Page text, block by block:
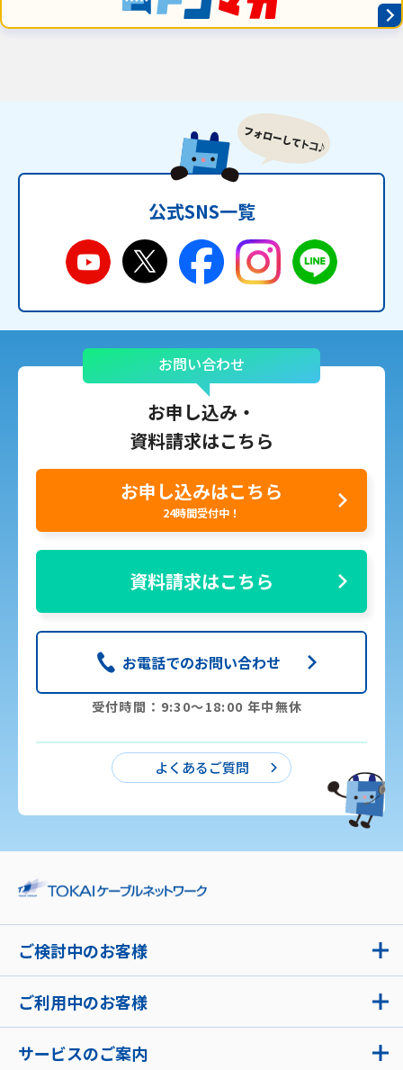
公式SNS一覧
お問い合わせ
お申し込み・
資料請求はこちら
お申し込みはこちら
24時間受付中！
資料請求はこちら
お電話でのお問い合わせ
受付時間：9:30〜18:00 年中無休
よくあるご質問
ご検討中のお客様
ご利用中のお客様
サービスのご案内